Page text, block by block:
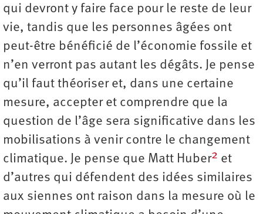
qui devront y faire face pour le reste de leur
vie, tandis que les personnes âgées ont
peut-être bénéficié de l’économie fossile et
n’en verront pas autant les dégâts. Je pense
qu’il faut théoriser et, dans une certaine
mesure, accepter et comprendre que la
question de l’âge sera significative dans les
mobilisations à venir contre le changement
climatique. Je pense que Matt Huber2 et
d’autres qui défendent des idées similaires
aux siennes ont raison dans la mesure où le